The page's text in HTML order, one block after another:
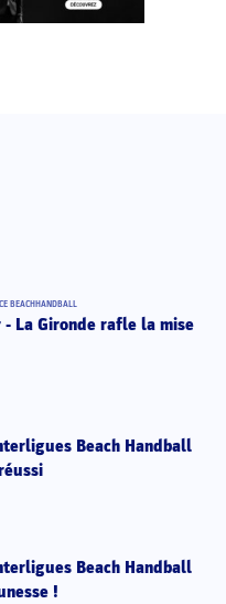
BEACHHANDBALL
- La Gironde rafle la mise
Beach Handball
Beach Handball
!